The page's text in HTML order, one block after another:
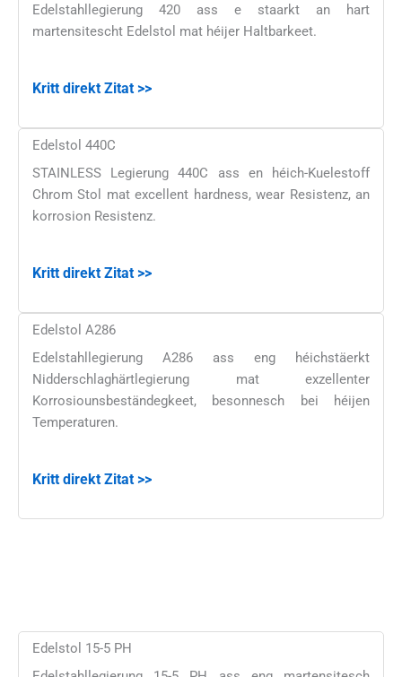
Edelstahllegierung 420 ass e staarkt an hart
martensitescht Edelstol mat héijer Haltbarkeet.
Kritt direkt Zitat >>
Edelstol 440C
STAINLESS Legierung 440C ass en héich-Kuelestoff
Chrom Stol mat excellent hardness, wear Resistenz, an
korrosion Resistenz.
Kritt direkt Zitat >>
Edelstol A286
Edelstahllegierung A286 ass eng héichstäerkt
Nidderschlaghärtlegierung mat exzellenter
Korrosiounsbeständegkeet, besonnesch bei héijen
Temperaturen.
Kritt direkt Zitat >>
Edelstol 15-5 PH